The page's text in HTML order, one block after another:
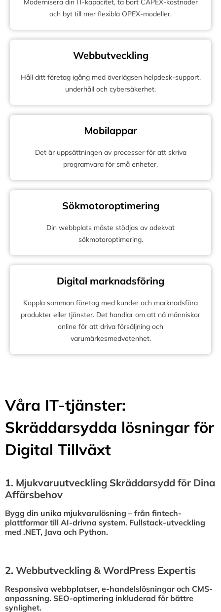
och byt till mer flexibla OPEX-modeller.
Webbutveckling
Håll ditt företag igång med överlägsen helpdesk-support,
underhåll och cybersäkerhet.
Mobilappar
Det är uppsättningen av processer för att skriva
programvara för små enheter.
Sökmotoroptimering
Din webbplats måste stödjas av adekvat
sökmotoroptimering.
Digital marknadsföring
Koppla samman företag med kunder och marknadsföra
produkter eller tjänster. Det handlar om att nå människor
online för att driva försäljning och
varumärkesmedvetenhet.
Våra IT-tjänster:
Skräddarsydda lösningar för
Digital Tillväxt
1.⁠ ⁠Mjukvaruutveckling Skräddarsydd för Dina
Affärsbehov
Bygg din unika mjukvarulösning – från fintech-
plattformar till AI-drivna system. Fullstack-utveckling
med .NET, Java och Python.
2.⁠ ⁠Webbutveckling & WordPress Expertis
Responsiva webbplatser, e-handelslösningar och CMS-
anpassning. SEO-optimering inkluderad för bättre
synlighet.